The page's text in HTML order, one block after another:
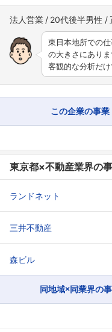
法人営業 20代後半男性
東日本地所での
の大きさにあり
客観的な分析だ
この企業の事
東京都×不動産業界の
ランドネット
三井不動産
森ビル
同地域×同業界の